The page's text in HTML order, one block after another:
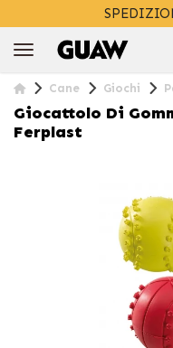
Cane Giochi
Giocattolo Di
Ferplast